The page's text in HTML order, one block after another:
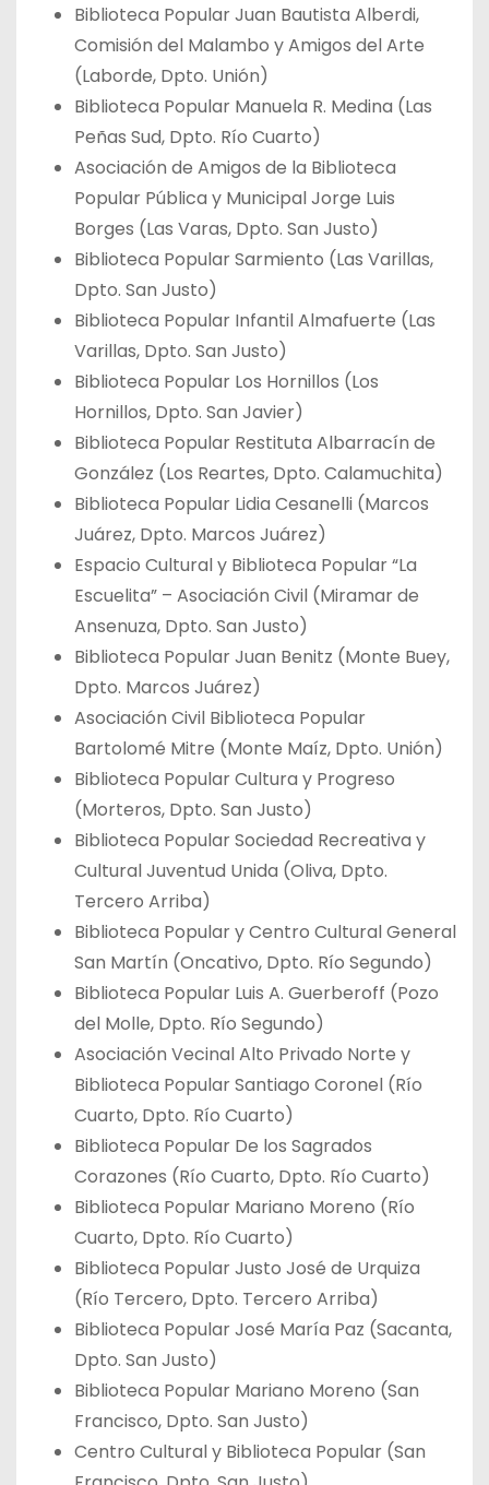
Biblioteca Popular Juan Bautista Alberdi,
Comisión del Malambo y Amigos del Arte
(Laborde, Dpto. Unión)
Biblioteca Popular Manuela R. Medina (Las
Peñas Sud, Dpto. Río Cuarto)
Asociación de Amigos de la Biblioteca
Popular Pública y Municipal Jorge Luis
Borges (Las Varas, Dpto. San Justo)
Biblioteca Popular Sarmiento (Las Varillas,
Dpto. San Justo)
Biblioteca Popular Infantil Almafuerte (Las
Varillas, Dpto. San Justo)
Biblioteca Popular Los Hornillos (Los
Hornillos, Dpto. San Javier)
Biblioteca Popular Restituta Albarracín de
González (Los Reartes, Dpto. Calamuchita)
Biblioteca Popular Lidia Cesanelli (Marcos
Juárez, Dpto. Marcos Juárez)
Espacio Cultural y Biblioteca Popular “La
Escuelita” – Asociación Civil (Miramar de
Ansenuza, Dpto. San Justo)
Biblioteca Popular Juan Benitz (Monte Buey,
Dpto. Marcos Juárez)
Asociación Civil Biblioteca Popular
Bartolomé Mitre (Monte Maíz, Dpto. Unión)
Biblioteca Popular Cultura y Progreso
(Morteros, Dpto. San Justo)
Biblioteca Popular Sociedad Recreativa y
Cultural Juventud Unida (Oliva, Dpto.
Tercero Arriba)
Biblioteca Popular y Centro Cultural General
San Martín (Oncativo, Dpto. Río Segundo)
Biblioteca Popular Luis A. Guerberoff (Pozo
del Molle, Dpto. Río Segundo)
Asociación Vecinal Alto Privado Norte y
Biblioteca Popular Santiago Coronel (Río
Cuarto, Dpto. Río Cuarto)
Biblioteca Popular De los Sagrados
Corazones (Río Cuarto, Dpto. Río Cuarto)
Biblioteca Popular Mariano Moreno (Río
Cuarto, Dpto. Río Cuarto)
Biblioteca Popular Justo José de Urquiza
(Río Tercero, Dpto. Tercero Arriba)
Biblioteca Popular José María Paz (Sacanta,
Dpto. San Justo)
Biblioteca Popular Mariano Moreno (San
Francisco, Dpto. San Justo)
Centro Cultural y Biblioteca Popular (San